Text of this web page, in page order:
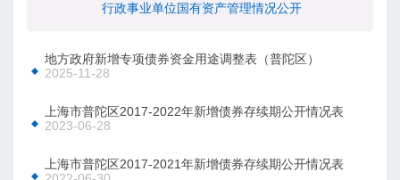
行政事业单位国有资产管理情况公开
地方政府新增专项债券资金用途调整表（普陀区）
2025-11-28
上海市普陀区2017-2022年新增债券存续期公开情况表
2023-06-28
上海市普陀区2017-2021年新增债券存续期公开情况表